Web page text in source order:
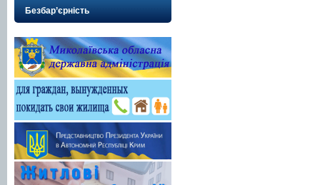
Безбар’єрність